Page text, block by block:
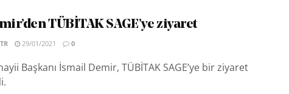
TÜBİTAK SAGE’ye ziyaret
29/01/2021 0
Başkanı İsmail Demir, TÜBİTAK SAGE’ye bir ziyaret